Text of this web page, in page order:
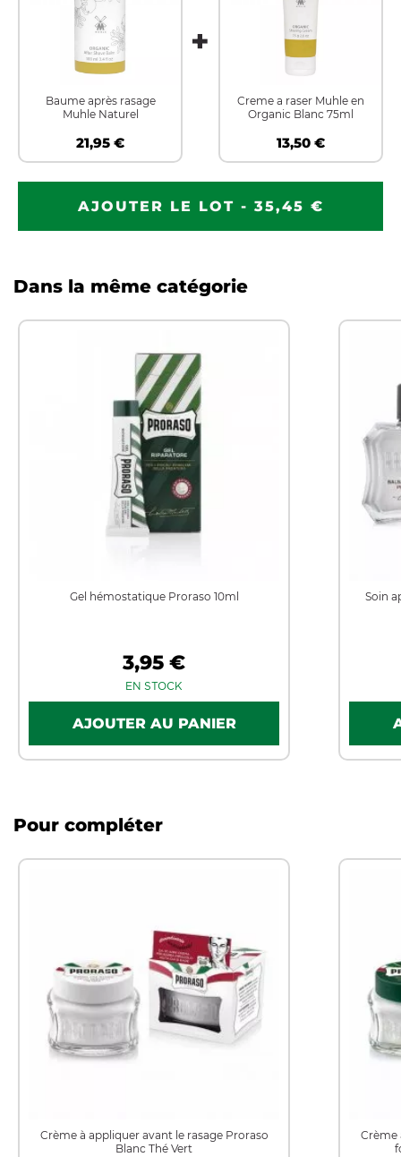
Baume après rasage
Muhle Naturel
21,95 €
Creme a raser Muhle en
Organic Blanc 75ml
13,50 €
AJOUTER LE LOT - 35,45 €
Dans la même catégorie
Gel hémostatique Proraso 10ml
3,95 €
EN STOCK
Soin
Pour compléter
Crème à appliquer avant le rasage Proraso
Blanc Thé Vert
Crème